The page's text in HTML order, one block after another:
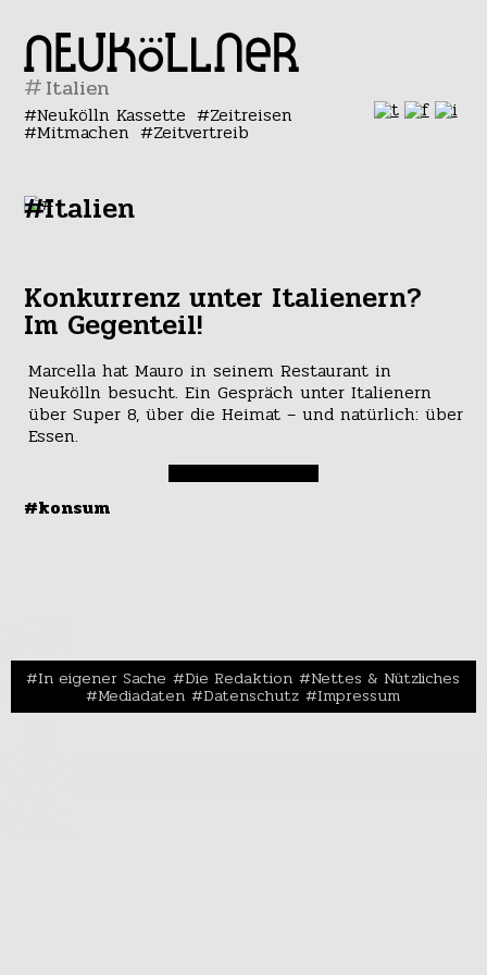
#
Neukölln Kassette Zeitreisen
Mitmachen Zeitvertreib
#Italien
Konkurrenz unter Italienern?
Im Gegenteil!
Marcella hat Mauro in seinem Restaurant in
Neukölln besucht. Ein Gespräch unter Italienern
über Super 8, über die Heimat – und natürlich: über
Essen.
#konsum
In eigener Sache Die Redaktion Nettes & Nützliches
Mediadaten Datenschutz Impressum